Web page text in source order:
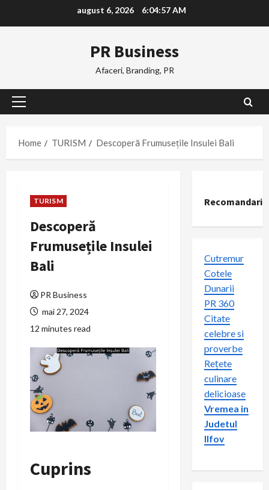
august 6, 2026 6:04:58 AM
PR Business
Afaceri, Branding, PR
Primary
Home
TURISM Descoperă Frumusețile Insulei Bali
TURISM
Descoperă
Frumusețile Insulei
Bali
PR Business
mai 27, 2024
12 minutes read
Cuprins
Recomandari
Cutremur
Cotele
Dunarii
PR 360
Citate
celebre si
proverbe
Rețete
culinare
delicioase
Vremea in
Judetul
Ilfov